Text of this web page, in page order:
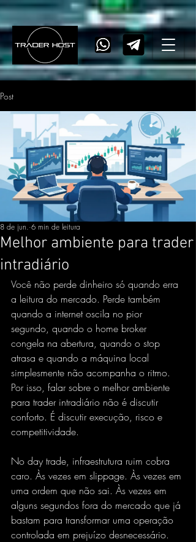
Post
Melhor ambiente para trader
intradiário
8 de jun. 6 min de leitura
Você não perde dinheiro só quando erra
a leitura do mercado. Perde também
quando a internet oscila no pior
segundo, quando o home broker
congela na abertura, quando o stop
atrasa e quando a máquina local
simplesmente não acompanha o ritmo.
Por isso, falar sobre o melhor ambiente
para trader intradiário não é discutir
conforto. É discutir execução, risco e
competitividade.
No day trade, infraestrutura ruim cobra
caro. Às vezes em slippage. Às vezes em
uma ordem que não sai. Às vezes em
alguns segundos fora do mercado que já
bastam para transformar uma operação
controlada em prejuízo desnecessário.